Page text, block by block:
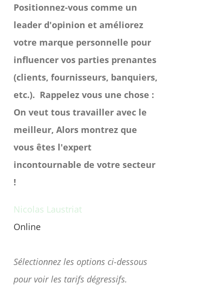
Positionnez-vous comme un
leader d'opinion et améliorez
votre marque personnelle pour
influencer vos parties prenantes
(clients, fournisseurs, banquiers,
etc.). Rappelez vous une chose :
On veut tous travailler avec le
meilleur, Alors montrez que
vous êtes l'expert
incontournable de votre secteur
!
Nicolas Laustriat
Online
Sélectionnez les options ci-dessous
pour voir les tarifs dégressifs.